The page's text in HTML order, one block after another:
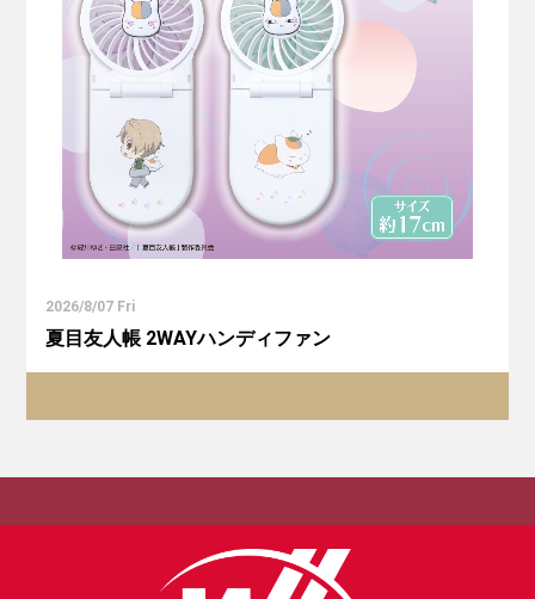
2026/8/07 Fri
夏目友人帳 2WAYハンディファン